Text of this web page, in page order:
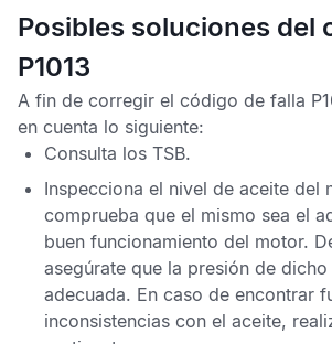
Posibles soluciones del
P1013
A fin de corregir el código de falla
en cuenta lo siguiente:
Consulta los TSB.
Inspecciona el nivel de aceite del
comprueba que el mismo sea el
buen funcionamiento del motor.
asegúrate que la presión de dicho
adecuada. En caso de encontrar
inconsistencias con el aceite,